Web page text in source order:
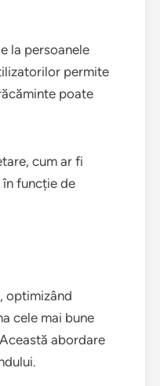
la persoanele
permite
poate
cum ar fi
funcție de
optimizând
cele mai bune
abordare